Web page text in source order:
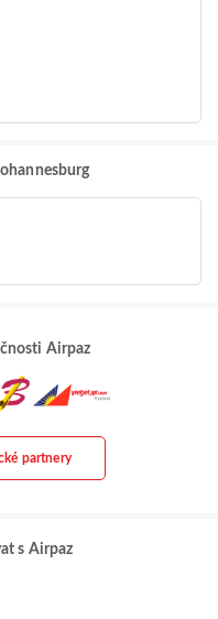
Airpaz
partnery
s Airpaz